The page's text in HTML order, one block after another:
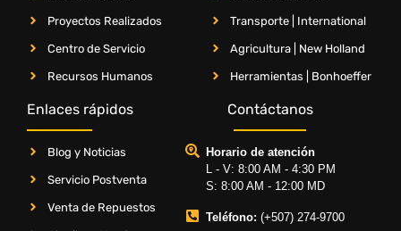
Proyectos Realizados
Centro de Servicio
Recursos Humanos
Transporte | International
Agricultura | New Holland
Herramientas | Bonhoeffer
Enlaces rápidos
Blog y Noticias
Servicio Postventa
Venta de Repuestos
Contáctanos
Horario de atención
L - V: 8:00 AM - 4:30 PM
S: 8:00 AM - 12:00 MD
Teléfono: (+507) 274-9700